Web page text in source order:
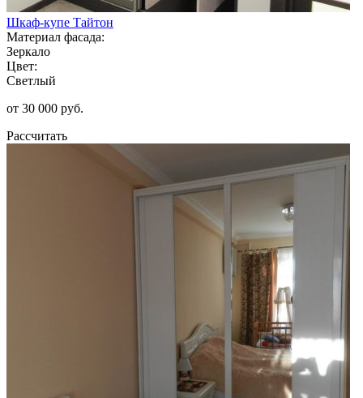
Шкаф-купе Тайтон
Материал фасада:
Зеркало
Цвет:
Светлый
от 30 000 руб.
Рассчитать